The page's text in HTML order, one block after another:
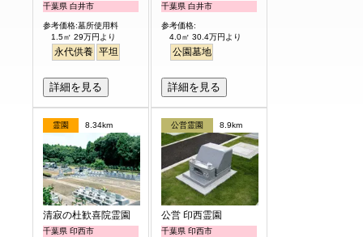
千葉県 白井市
参考価格:墓所使用料
1.5㎡ 29万円より
永代供養 平坦
詳細を見る
千葉県 白井市
参考価格:
4.0㎡ 30.4万円より
公園墓地
詳細を見る
霊園 8.34km
清寂の杜歓喜院霊園
千葉県 印西市
公営霊園 8.9km
公営 印西霊園
千葉県 印西市